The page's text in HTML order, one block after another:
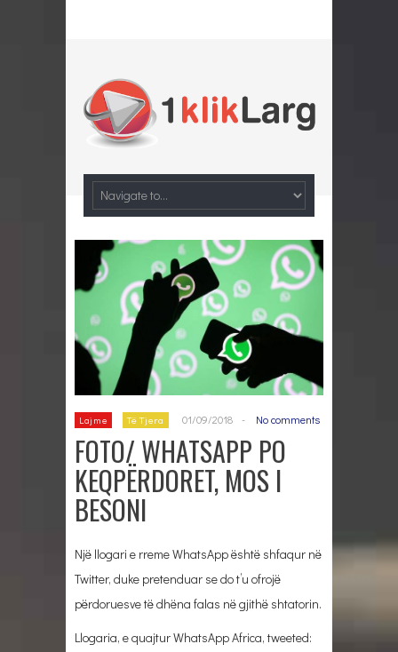
Lajme Të Tjera 01/09/2018 - No comments
FOTO/ WHATSAPP PO
KEQPËRDORET, MOS I
BESONI
Një llogari e rreme WhatsApp është shfaqur në
Twitter, duke pretenduar se do t’u ofrojë
përdoruesve të dhëna falas në gjithë shtatorin.
Llogaria, e quajtur WhatsApp Africa, tweeted: